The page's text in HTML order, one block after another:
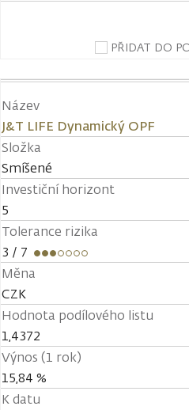
PŘIDAT DO
Název
J&T LIFE Dynamický OPF
Složka
Smíšené
Investiční horizont
5
Tolerance rizika
3 / 7
Měna
CZK
Hodnota podílového listu
1,4372
Výnos (1 rok)
15,84 %
K datu